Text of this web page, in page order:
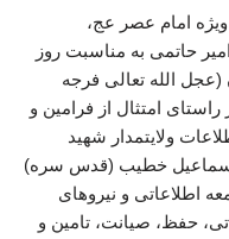
امام عصر عج،
حاتمی به مناسبت روز
الله تعالی فرجه
امتثال از فرامین و
ولایتمدار شهید
خطیب (قدس سره)
اطلاعاتی و نیروهای
حفظ، صیانت، تامین و